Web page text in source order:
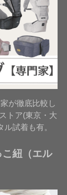
が徹底比較し
トア(東京・大
試着も有。
紐（エル